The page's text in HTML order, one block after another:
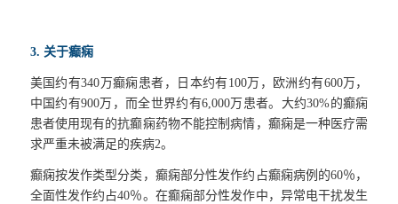
3. 关于癫痫
美国约有340 万癫痫患者，日本约有100万，欧洲约有600万，
中国约有900万，而全世界约有6,000万患者。大约30%的癫痫
患者使用现有的抗癫痫药物不能控制病情，癫痫是一种医疗需
求严重未被满足的疾病2。
癫痫按发作类型分类，癫痫部分性发作约占癫痫病例的60％，
全面性发作约占40％。在癫痫部分性发作中，异常电干扰发生